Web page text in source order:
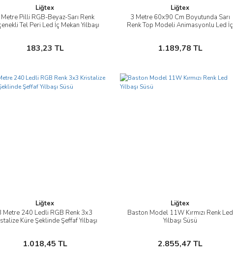
Liğtex
Pilli RGB-Beyaz-Sarı Renk
Tel Peri Led İç Mekan Yılbaşı
183,23 TL
İncele
Sepete Ekle
Liğtex
3 Metre 60x90 Cm Boyutunda Sarı
Renk Top Modeli Animasyonlu Led İç
1.189,78 TL
İncele
Sepete Ekle
Liğtex
Metre 240 Ledli RGB Renk 3x3
Küre Şeklinde Şeffaf Yılbaşı
1.018,45 TL
İncele
Sepete Ekle
Liğtex
Baston Model 11W Kırmızı Renk Led
Yılbaşı Süsü
2.855,47 TL
İncele
Sepete Ekle